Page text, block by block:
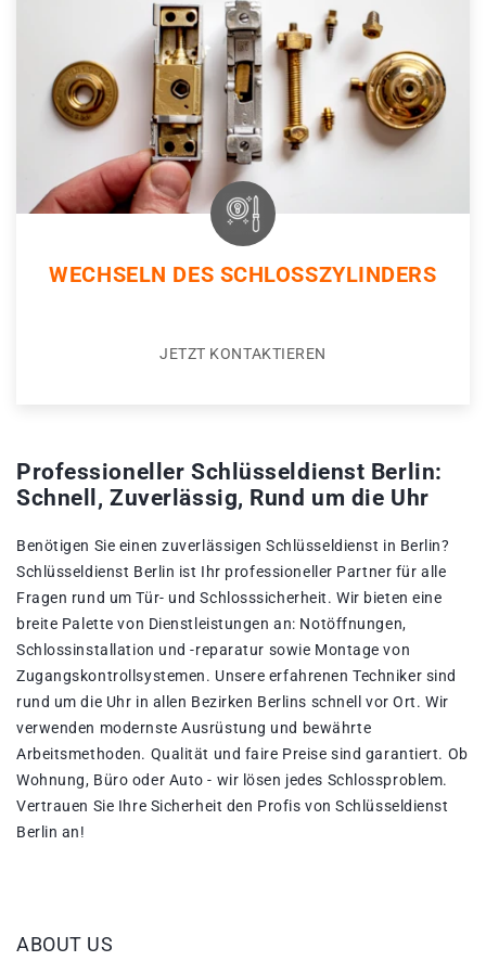
WECHSELN DES SCHLOSSZYLINDERS
JETZT KONTAKTIEREN
Professioneller Schlüsseldienst Berlin:
Schnell, Zuverlässig, Rund um die Uhr
Benötigen Sie einen zuverlässigen Schlüsseldienst in Berlin?
Schlüsseldienst Berlin ist Ihr professioneller Partner für alle
Fragen rund um Tür- und Schlosssicherheit. Wir bieten eine
breite Palette von Dienstleistungen an: Notöffnungen,
Schlossinstallation und -reparatur sowie Montage von
Zugangskontrollsystemen. Unsere erfahrenen Techniker sind
rund um die Uhr in allen Bezirken Berlins schnell vor Ort. Wir
verwenden modernste Ausrüstung und bewährte
Arbeitsmethoden. Qualität und faire Preise sind garantiert. Ob
Wohnung, Büro oder Auto - wir lösen jedes Schlossproblem.
Vertrauen Sie Ihre Sicherheit den Profis von Schlüsseldienst
Berlin an!
ABOUT US